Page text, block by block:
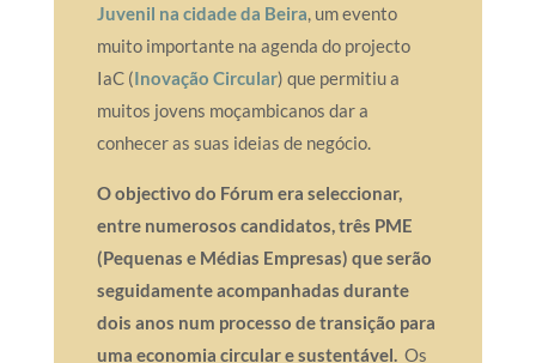
Juvenil na cidade da Beira, um evento
muito importante na agenda do projecto
IaC (Inovação Circular) que permitiu a
muitos jovens moçambicanos dar a
conhecer as suas ideias de negócio.
O objectivo do Fórum era seleccionar,
entre numerosos candidatos, três PME
(Pequenas e Médias Empresas) que serão
seguidamente acompanhadas durante
dois anos num processo de transição para
uma economia circular e sustentável. Os